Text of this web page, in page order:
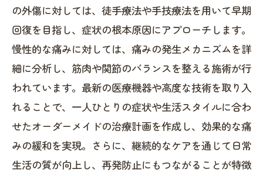
の外傷に対しては、徒手療法や手技療法を用いて早期
回復を目指し、症状の根本原因にアプローチします。
慢性的な痛みに対しては、痛みの発生メカニズムを詳
細に分析し、筋肉や関節のバランスを整える施術が行
われています。最新の医療機器や高度な技術を取り入
れることで、一人ひとりの症状や生活スタイルに合わ
せたオーダーメイドの治療計画を作成し、効果的な痛
みの緩和を実現。さらに、継続的なケアを通じて日常
生活の質が向上し、再発防止にもつながることが特徴